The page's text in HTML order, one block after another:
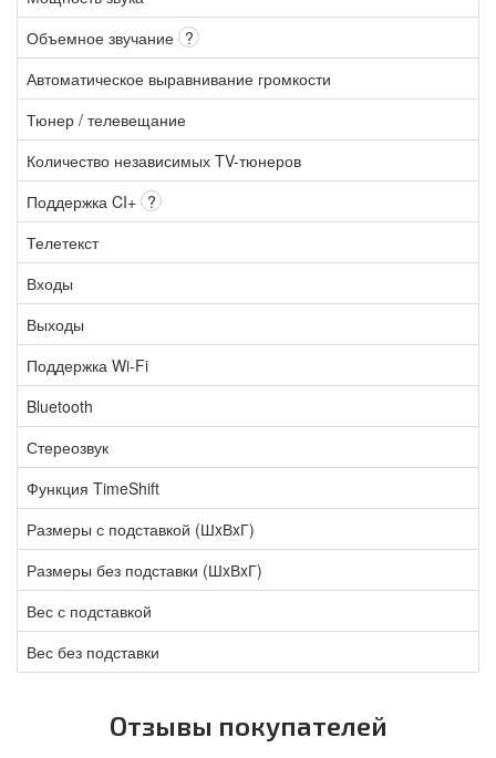
Объемное звучание ?
Автоматическое выравнивание громкости
Тюнер / телевещание
Количество независимых TV-тюнеров
Поддержка CI+ ?
Телетекст
Входы
Выходы
Поддержка Wi-Fi
Bluetooth
Стереозвук
Функция TimeShift
Размеры с подставкой (ШxВxГ)
Размеры без подставки (ШxВxГ)
Вес с подставкой
Вес без подставки
Отзывы покупателей